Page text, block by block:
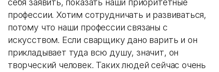
себя заявить, показать наши приоритетные
профессии. Хотим сотрудничать и развиваться,
потому что наши профессии связаны с
искусством. Если сварщику дано варить и он
прикладывает туда всю душу, значит, он
творческий человек. Таких людей сейчас очень